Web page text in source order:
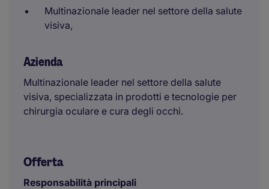
Multinazionale leader nel settore della salute
visiva,
Azienda
Multinazionale leader nel settore della salute
visiva, specializzata in prodotti e tecnologie per
chirurgia oculare e cura degli occhi.
Offerta
Responsabilità principali